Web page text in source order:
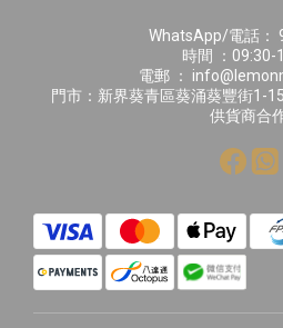
WhatsApp/電話：
時間 ：09:30-
電郵 ：
門市：新界葵青區葵涌葵豐街1-
供貨商合